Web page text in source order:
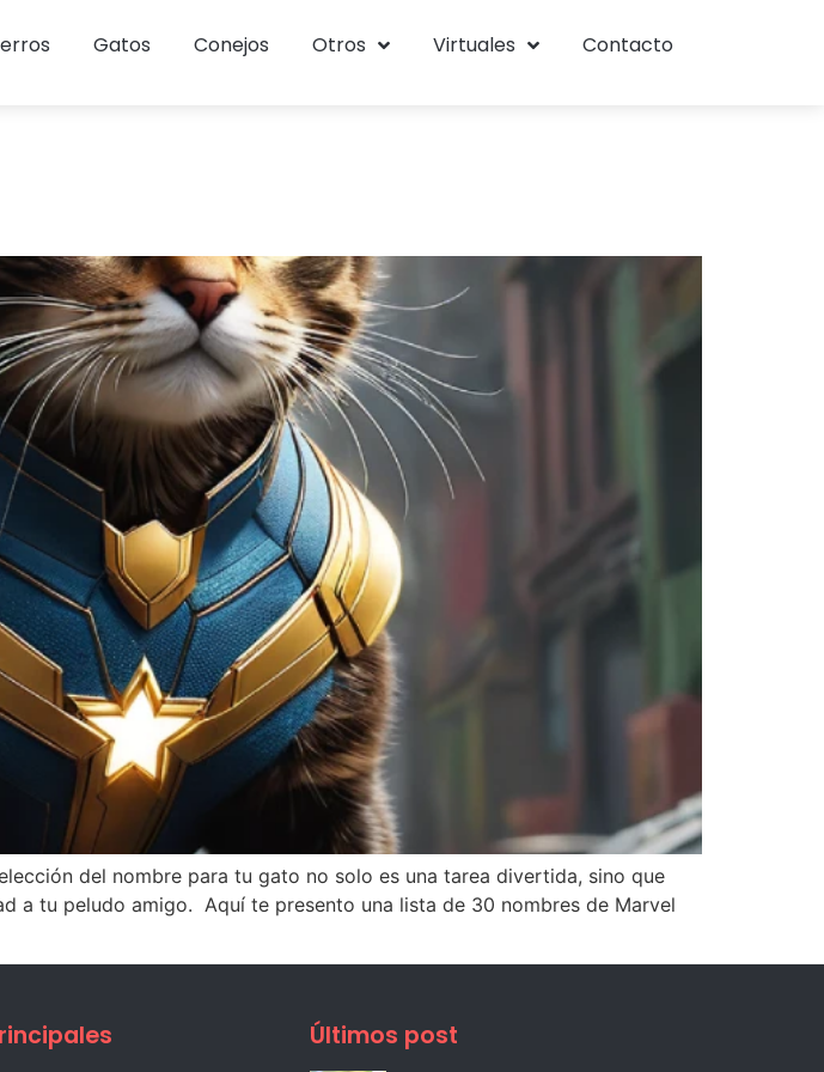
Gatos Conejos Otros Virtuales Contacto
del nombre para tu gato no solo es una tarea divertida, sino que
a tu peludo amigo. Aquí te presento una lista de 30 nombres de Marvel
Últimos post